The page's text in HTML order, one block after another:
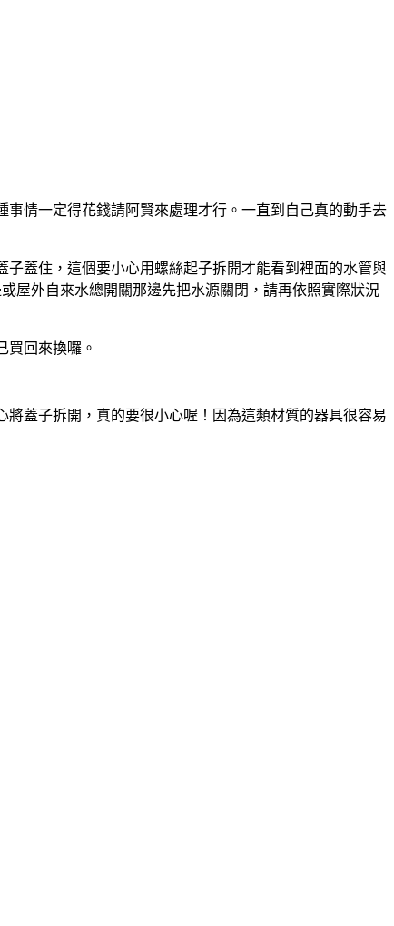
情一定得花錢請阿賢來處理才行。一直到自己真的動手去
蓋住，這個要小心用螺絲起子拆開才能看到裡面的水管與
屋外自來水總開關那邊先把水源關閉，請再依照實際狀況
買回來換囉。
蓋子拆開，真的要很小心喔！因為這類材質的器具很容易